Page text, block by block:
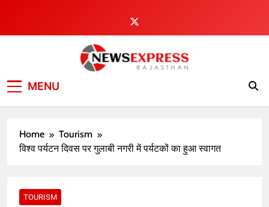
content
MENU
Home
Tourism
विश्व पर्यटन दिवस पर गुलाबी नगरी में पर्यटकों का हुआ स्वागत
TOURISM